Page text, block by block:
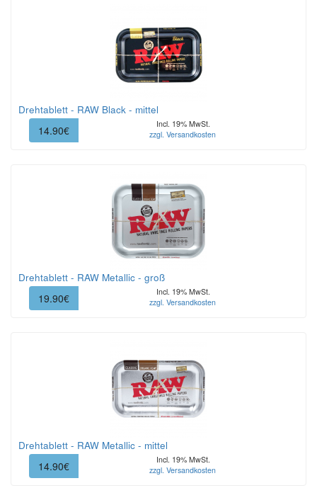
Drehtablett - RAW Black - mittel
14.90€
Incl. 19% MwSt.
zzgl. Versandkosten
Drehtablett - RAW Metallic - groß
19.90€
Incl. 19% MwSt.
zzgl. Versandkosten
Drehtablett - RAW Metallic - mittel
14.90€
Incl. 19% MwSt.
zzgl. Versandkosten